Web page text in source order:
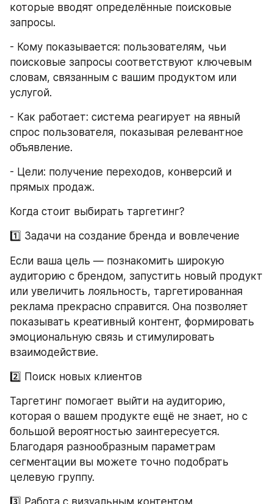
которые вводят определённые поисковые
запросы.
- Кому показывается: пользователям, чьи
поисковые запросы соответствуют ключевым
словам, связанным с вашим продуктом или
услугой.
- Как работает: система реагирует на явный
спрос пользователя, показывая релевантное
объявление.
- Цели: получение переходов, конверсий и
прямых продаж.
Когда стоит выбирать таргетинг?
1️⃣ Задачи на создание бренда и вовлечение
Если ваша цель — познакомить широкую
аудиторию с брендом, запустить новый продукт
или увеличить лояльность, таргетированная
реклама прекрасно справится. Она позволяет
показывать креативный контент, формировать
эмоциональную связь и стимулировать
взаимодействие.
2️⃣ Поиск новых клиентов
Таргетинг помогает выйти на аудиторию,
которая о вашем продукте ещё не знает, но с
большой вероятностью заинтересуется.
Благодаря разнообразным параметрам
сегментации вы можете точно подобрать
целевую группу.
3️⃣ Работа с визуальным контентом